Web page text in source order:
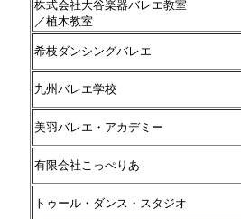
株式会社大谷楽器バレエ教室
／植木教室
希枝ダンシングバレエ
九州バレエ学校
美羽バレエ・アカデミー
有限会社こっぺりあ
トゥール・ダンス・スタジオ